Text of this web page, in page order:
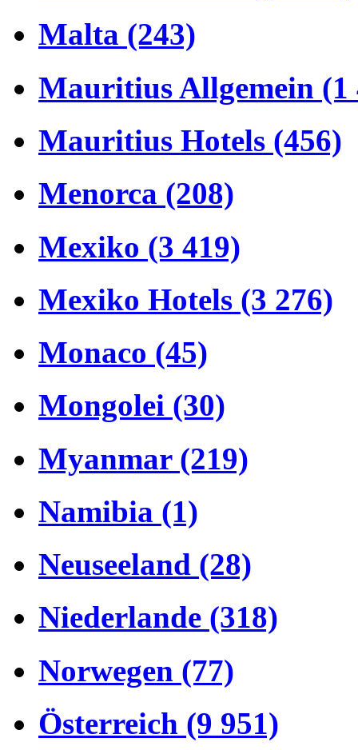
Malta (243)
Mauritius Allgemein (1
Mauritius Hotels (456)
Menorca (208)
Mexiko (3 419)
Mexiko Hotels (3 276)
Monaco (45)
Mongolei (30)
Myanmar (219)
Namibia (1)
Neuseeland (28)
Niederlande (318)
Norwegen (77)
Österreich (9 951)